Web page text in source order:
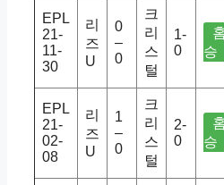
EPL
21-
11-
30
리
즈
U
0
–
0
크
리
스
털
1-
0
승
EPL
21-
02-
08
리
즈
U
1
–
0
크
리
스
털
2-
0
승